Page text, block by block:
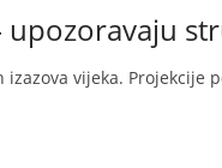
upozoravaju
vijeka. Projekcije